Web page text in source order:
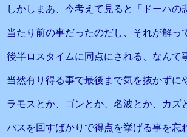
しかしまあ、今考えて見ると「ドーハの
当たり前の事だったのだし、それが解っ
後半ロスタイムに同点にされる、なんて
当然有り得る事で最後まで気を抜かずに
ラモスとか、ゴンとか、名波とか、カズ
パスを回すばかりで得点を挙げる事を忘